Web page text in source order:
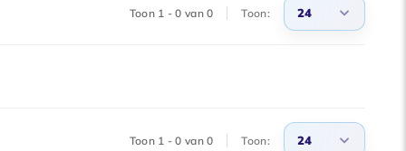
Toon 1 - 0 van 0 Toon: 24
Toon 1 - 0 van 0 Toon: 24